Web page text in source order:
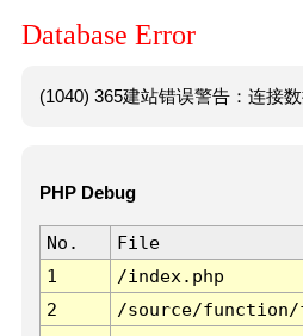
Database Error
(1040) 365建站错误警告：连接
PHP Debug
No. File
1
/index.php
2
/source/function/